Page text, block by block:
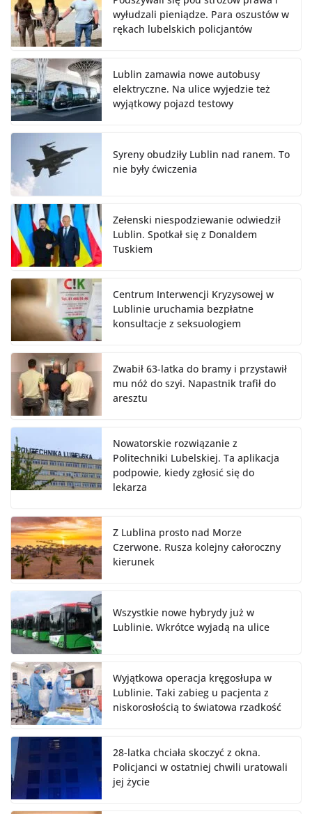
wyłudzali pieniądze. Para oszustów w
rękach lubelskich policjantów
Lublin zamawia nowe autobusy
elektryczne. Na ulice wyjedzie też
wyjątkowy pojazd testowy
Syreny obudziły Lublin nad ranem. To
nie były ćwiczenia
Zełenski niespodziewanie odwiedził
Lublin. Spotkał się z Donaldem
Tuskiem
Centrum Interwencji Kryzysowej w
Lublinie uruchamia bezpłatne
konsultacje z seksuologiem
Zwabił 63-latka do bramy i przystawił
mu nóż do szyi. Napastnik trafił do
aresztu
Nowatorskie rozwiązanie z
Politechniki Lubelskiej. Ta aplikacja
podpowie, kiedy zgłosić się do
lekarza
Z Lublina prosto nad Morze
Czerwone. Rusza kolejny całoroczny
kierunek
Wszystkie nowe hybrydy już w
Lublinie. Wkrótce wyjadą na ulice
Wyjątkowa operacja kręgosłupa w
Lublinie. Taki zabieg u pacjenta z
niskorosłością to światowa rzadkość
28-latka chciała skoczyć z okna.
Policjanci w ostatniej chwili uratowali
jej życie